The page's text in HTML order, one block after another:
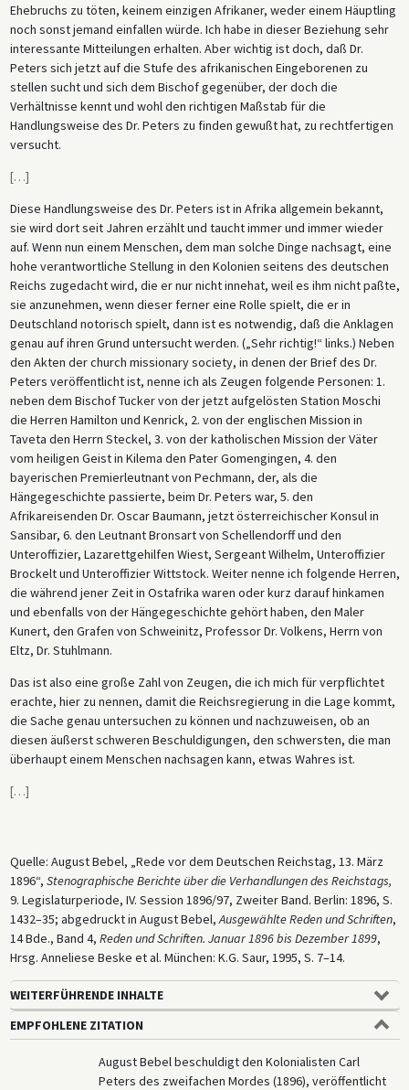
Ehebruchs zu töten, keinem einzigen Afrikaner, weder einem Häuptling
noch sonst jemand einfallen würde. Ich habe in dieser Beziehung sehr
interessante Mitteilungen erhalten. Aber wichtig ist doch, daß Dr.
Peters sich jetzt auf die Stufe des afrikanischen Eingeborenen zu
stellen sucht und sich dem Bischof gegenüber, der doch die
Verhältnisse kennt und wohl den richtigen Maßstab für die
Handlungsweise des Dr. Peters zu finden gewußt hat, zu rechtfertigen
versucht.
[…]
Diese Handlungsweise des Dr. Peters ist in Afrika allgemein bekannt,
sie wird dort seit Jahren erzählt und taucht immer und immer wieder
auf. Wenn nun einem Menschen, dem man solche Dinge nachsagt, eine
hohe verantwortliche Stellung in den Kolonien seitens des deutschen
Reichs zugedacht wird, die er nur nicht innehat, weil es ihm nicht paßte,
sie anzunehmen, wenn dieser ferner eine Rolle spielt, die er in
Deutschland notorisch spielt, dann ist es notwendig, daß die Anklagen
genau auf ihren Grund untersucht werden. („Sehr richtig!“ links.) Neben
den Akten der church missionary society, in denen der Brief des Dr.
Peters veröffentlicht ist, nenne ich als Zeugen folgende Personen: 1.
neben dem Bischof Tucker von der jetzt aufgelösten Station Moschi
die Herren Hamilton und Kenrick, 2. von der englischen Mission in
Taveta den Herrn Steckel, 3. von der katholischen Mission der Väter
vom heiligen Geist in Kilema den Pater Gomengingen, 4. den
bayerischen Premierleutnant von Pechmann, der, als die
Hängegeschichte passierte, beim Dr. Peters war, 5. den
Afrikareisenden Dr. Oscar Baumann, jetzt österreichischer Konsul in
Sansibar, 6. den Leutnant Bronsart von Schellendorff und den
Unteroffizier, Lazarettgehilfen Wiest, Sergeant Wilhelm, Unteroffizier
Brockelt und Unteroffizier Wittstock. Weiter nenne ich folgende Herren,
die während jener Zeit in Ostafrika waren oder kurz darauf hinkamen
und ebenfalls von der Hängegeschichte gehört haben, den Maler
Kunert, den Grafen von Schweinitz, Professor Dr. Volkens, Herrn von
Eltz, Dr. Stuhlmann.
Das ist also eine große Zahl von Zeugen, die ich mich für verpflichtet
erachte, hier zu nennen, damit die Reichsregierung in die Lage kommt,
die Sache genau untersuchen zu können und nachzuweisen, ob an
diesen äußerst schweren Beschuldigungen, den schwersten, die man
überhaupt einem Menschen nachsagen kann, etwas Wahres ist.
[…]
Quelle: August Bebel, „Rede vor dem Deutschen Reichstag, 13. März
1896“, Stenographische Berichte über die Verhandlungen des Reichstags,
9. Legislaturperiode, IV. Session 1896/97, Zweiter Band. Berlin: 1896, S.
1432–35; abgedruckt in August Bebel, Ausgewählte Reden und Schriften,
14 Bde., Band 4, Reden und Schriften. Januar 1896 bis Dezember 1899,
Hrsg. Anneliese Beske et al. München: K.G. Saur, 1995, S. 7–14.
WEITERFÜHRENDE INHALTE
EMPFOHLENE ZITATION
August Bebel beschuldigt den Kolonialisten Carl
Peters des zweifachen Mordes (1896), veröffentlicht